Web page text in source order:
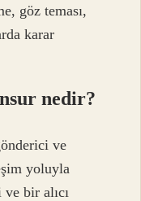
göz teması,
karar
nedir?
ve
yoluyla
bir alıcı